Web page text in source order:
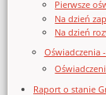
Pierwsze
Na dzień
Na dzień
Oświadczenia
Raport o stanie